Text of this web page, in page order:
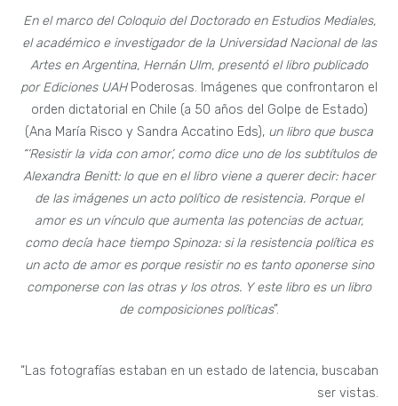
En el marco del Coloquio del Doctorado en Estudios Mediales,
el académico e investigador de la Universidad Nacional de las
Artes en Argentina, Hernán Ulm, presentó el libro publicado
por Ediciones UAHPoderosas. Imágenes que confrontaron el
orden dictatorial en Chile (a 50 años del Golpe de Estado)
(Ana María Risco y Sandra Accatino Eds), un libro que busca
“‘Resistir la vida con amor’, como dice uno de los subtítulos de
Alexandra Benitt: lo que en el libro viene a querer decir: hacer
de las imágenes un acto político de resistencia. Porque el
amor es un vínculo que aumenta las potencias de actuar,
como decía hace tiempo Spinoza: si la resistencia política es
un acto de amor es porque resistir no es tanto oponerse sino
componerse con las otras y los otros. Y este libro es un libro
de composiciones políticas”.
“Las fotografías estaban en un estado de latencia, buscaban
ser vistas.